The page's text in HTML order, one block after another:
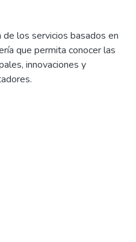
los servicios basados en
que permita conocer las
innovaciones y